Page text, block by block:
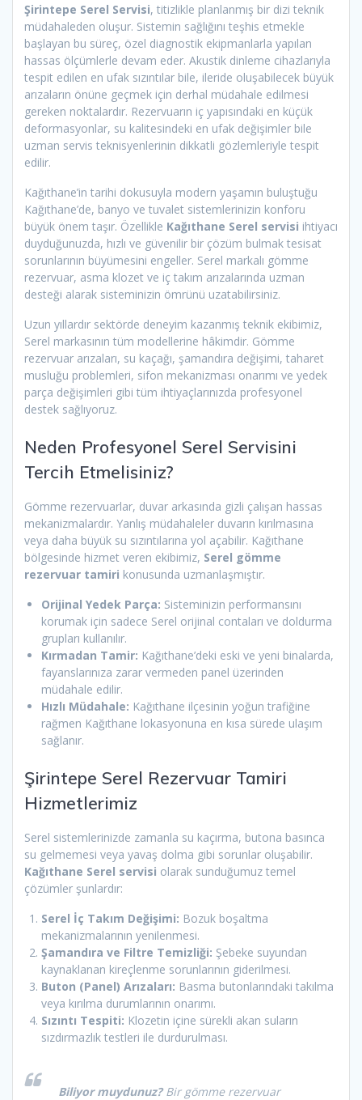
Şirintepe Serel Servisi, titizlikle planlanmış bir dizi teknik
müdahaleden oluşur. Sistemin sağlığını teşhis etmekle
başlayan bu süreç, özel diagnostik ekipmanlarla yapılan
hassas ölçümlerle devam eder. Akustik dinleme cihazlarıyla
tespit edilen en ufak sızıntılar bile, ileride oluşabilecek büyük
arızaların önüne geçmek için derhal müdahale edilmesi
gereken noktalardır. Rezervuarın iç yapısındaki en küçük
deformasyonlar, su kalitesindeki en ufak değişimler bile
uzman servis teknisyenlerinin dikkatli gözlemleriyle tespit
edilir.
Kağıthane’in tarihi dokusuyla modern yaşamın buluştuğu
Kağıthane’de, banyo ve tuvalet sistemlerinizin konforu
büyük önem taşır. Özellikle Kağıthane Serel servisi ihtiyacı
duyduğunuzda, hızlı ve güvenilir bir çözüm bulmak tesisat
sorunlarının büyümesini engeller. Serel markalı gömme
rezervuar, asma klozet ve iç takım arızalarında uzman
desteği alarak sisteminizin ömrünü uzatabilirsiniz.
Uzun yıllardır sektörde deneyim kazanmış teknik ekibimiz,
Serel markasının tüm modellerine hâkimdir. Gömme
rezervuar arızaları, su kaçağı, şamandıra değişimi, taharet
musluğu problemleri, sifon mekanizması onarımı ve yedek
parça değişimleri gibi tüm ihtiyaçlarınızda profesyonel
destek sağlıyoruz.
Neden Profesyonel Serel Servisini
Tercih Etmelisiniz?
Gömme rezervuarlar, duvar arkasında gizli çalışan hassas
mekanizmalardır. Yanlış müdahaleler duvarın kırılmasına
veya daha büyük su sızıntılarına yol açabilir. Kağıthane
bölgesinde hizmet veren ekibimiz, Serel gömme
rezervuar tamiri konusunda uzmanlaşmıştır.
Orijinal Yedek Parça: Sisteminizin performansını
korumak için sadece Serel orijinal contaları ve doldurma
grupları kullanılır.
Kırmadan Tamir: Kağıthane’deki eski ve yeni binalarda,
fayanslarınıza zarar vermeden panel üzerinden
müdahale edilir.
Hızlı Müdahale: Kağıthane ilçesinin yoğun trafiğine
rağmen Kağıthane lokasyonuna en kısa sürede ulaşım
sağlanır.
Şirintepe Serel Rezervuar Tamiri
Hizmetlerimiz
Serel sistemlerinizde zamanla su kaçırma, butona basınca
su gelmemesi veya yavaş dolma gibi sorunlar oluşabilir.
Kağıthane Serel servisi olarak sunduğumuz temel
çözümler şunlardır:
Serel İç Takım Değişimi: Bozuk boşaltma
mekanizmalarının yenilenmesi.
Şamandıra ve Filtre Temizliği: Şebeke suyundan
kaynaklanan kireçlenme sorunlarının giderilmesi.
Buton (Panel) Arızaları: Basma butonlarındaki takılma
veya kırılma durumlarının onarımı.
Sızıntı Tespiti: Klozetin içine sürekli akan suların
sızdırmazlık testleri ile durdurulması.
Biliyor muydunuz?Bir gömme rezervuar